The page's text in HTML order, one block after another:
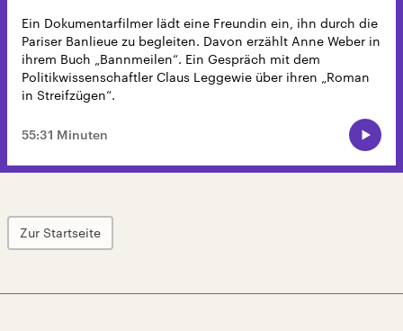
Ein Dokumentarfilmer lädt eine Freundin ein, ihn durch die
Pariser Banlieue zu begleiten. Davon erzählt Anne Weber in
ihrem Buch „Bannmeilen“. Ein Gespräch mit dem
Politikwissenschaftler Claus Leggewie über ihren „Roman
in Streifzügen“.
55:31 Minuten
Zur Startseite